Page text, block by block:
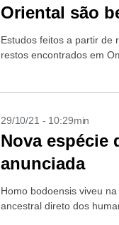
Oriental são
Estudos feitos a partir de
restos encontrados em
29/10/21 - 10:29min
Nova espécie
anunciada
Homo bodoensis viveu
ancestral direto dos